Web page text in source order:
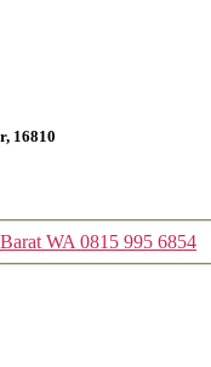
16810
WA 0815 995 6854